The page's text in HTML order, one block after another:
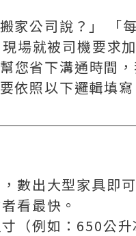
家公司說？」 「
場就被司機要求
您省下溝通時間
依照以下邏輯填
數出大型家具即可
看最快。
（例如：650公升